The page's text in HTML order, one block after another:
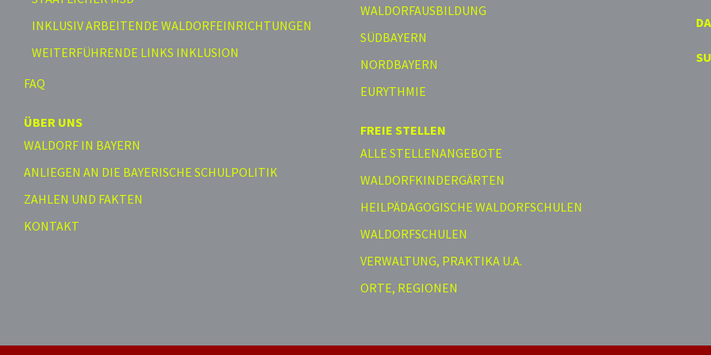
INKLUSIV ARBEITENDE WALDORFEINRICHTUNGEN
WEITERFÜHRENDE LINKS INKLUSION
FAQ
ÜBER UNS
WALDORF IN BAYERN
ANLIEGEN AN DIE BAYERISCHE SCHULPOLITIK
ZAHLEN UND FAKTEN
KONTAKT
WALDORFAUSBILDUNG
SÜDBAYERN
NORDBAYERN
EURYTHMIE
FREIE STELLEN
ALLE STELLENANGEBOTE
WALDORFKINDERGÄRTEN
HEILPÄDAGOGISCHE WALDORFSCHULEN
WALDORFSCHULEN
VERWALTUNG, PRAKTIKA U.A.
ORTE, REGIONEN